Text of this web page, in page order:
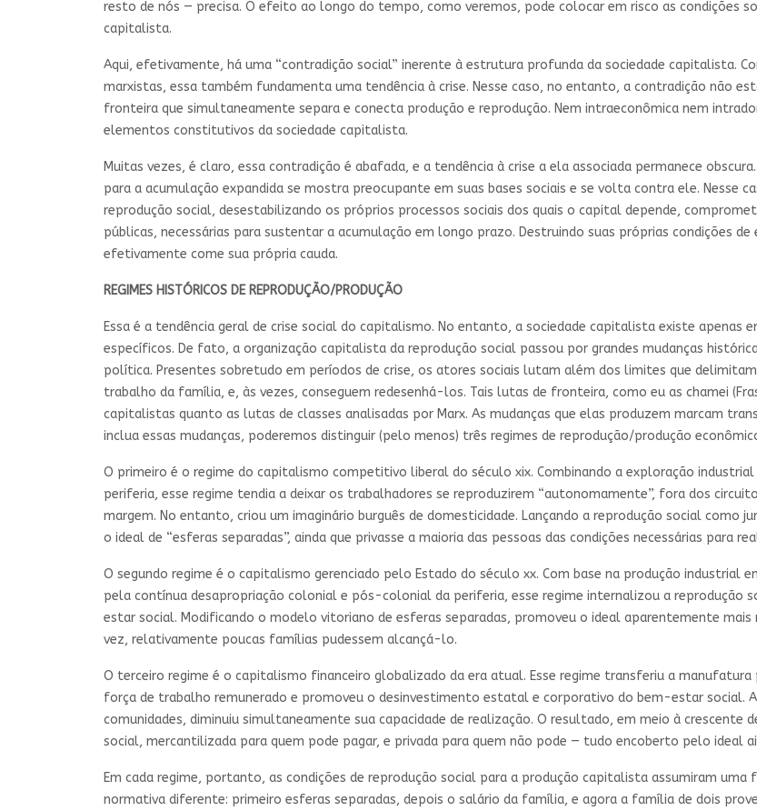
resto de nós — precisa. O efeito ao longo do tempo, como veremos, pode colocar em risco as condições
capitalista.
Aqui, efetivamente, há uma “contradição social” inerente à estrutura profunda da sociedade capitalista.
marxistas, essa também fundamenta uma tendência à crise. Nesse caso, no entanto, a contradição não
fronteira que simultaneamente separa e conecta produção e reprodução. Nem intraeconômica nem
elementos constitutivos da sociedade capitalista.
Muitas vezes, é claro, essa contradição é abafada, e a tendência à crise a ela associada permanece
para a acumulação expandida se mostra preocupante em suas bases sociais e se volta contra ele. Nesse
reprodução social, desestabilizando os próprios processos sociais dos quais o capital depende,
públicas, necessárias para sustentar a acumulação em longo prazo. Destruindo suas próprias condições
efetivamente come sua própria cauda.
REGIMES HISTÓRICOS DE REPRODUÇÃO/PRODUÇÃO
Essa é a tendência geral de crise social do capitalismo. No entanto, a sociedade capitalista existe apenas
específicos. De fato, a organização capitalista da reprodução social passou por grandes mudanças
política. Presentes sobretudo em períodos de crise, os atores sociais lutam além dos limites que
trabalho da família, e, às vezes, conseguem redesenhá-los. Tais lutas de fronteira, como eu as chamei
capitalistas quanto as lutas de classes analisadas por Marx. As mudanças que elas produzem marcam
inclua essas mudanças, poderemos distinguir (pelo menos) três regimes de reprodução/produção
O primeiro é o regime do capitalismo competitivo liberal do século xix. Combinando a exploração
periferia, esse regime tendia a deixar os trabalhadores se reproduzirem “autonomamente”, fora dos
margem. No entanto, criou um imaginário burguês de domesticidade. Lançando a reprodução social como
o ideal de “esferas separadas”, ainda que privasse a maioria das pessoas das condições necessárias para
O segundo regime é o capitalismo gerenciado pelo Estado do século xx. Com base na produção industrial
pela contínua desapropriação colonial e pós-colonial da periferia, esse regime internalizou a reprodução
estar social. Modificando o modelo vitoriano de esferas separadas, promoveu o ideal aparentemente
vez, relativamente poucas famílias pudessem alcançá-lo.
O terceiro regime é o capitalismo financeiro globalizado da era atual. Esse regime transferiu a
força de trabalho remunerado e promoveu o desinvestimento estatal e corporativo do ­bem-estar social.
comunidades, diminuiu simultaneamente sua capacidade de realização. O resultado, em meio à crescente
social, mercantilizada para quem pode pagar, e privada para quem não pode — tudo encoberto pelo ideal
Em cada regime, portanto, as condições de reprodução social para a produção capitalista assumiram
normativa diferente: primeiro esferas separadas, depois o salário da família, e agora a família de dois